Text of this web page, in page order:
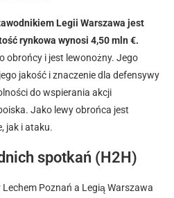
Legii Warszawa jest
rynkowa wynosi 4,50 mln €.
obrońcy i jest lewonożny. Jego
jakość i znaczenie dla defensywy
do wspierania akcji
Jako lewy obrońca jest
jak i ataku.
spotkań (H2H)
Poznań a Legią Warszawa